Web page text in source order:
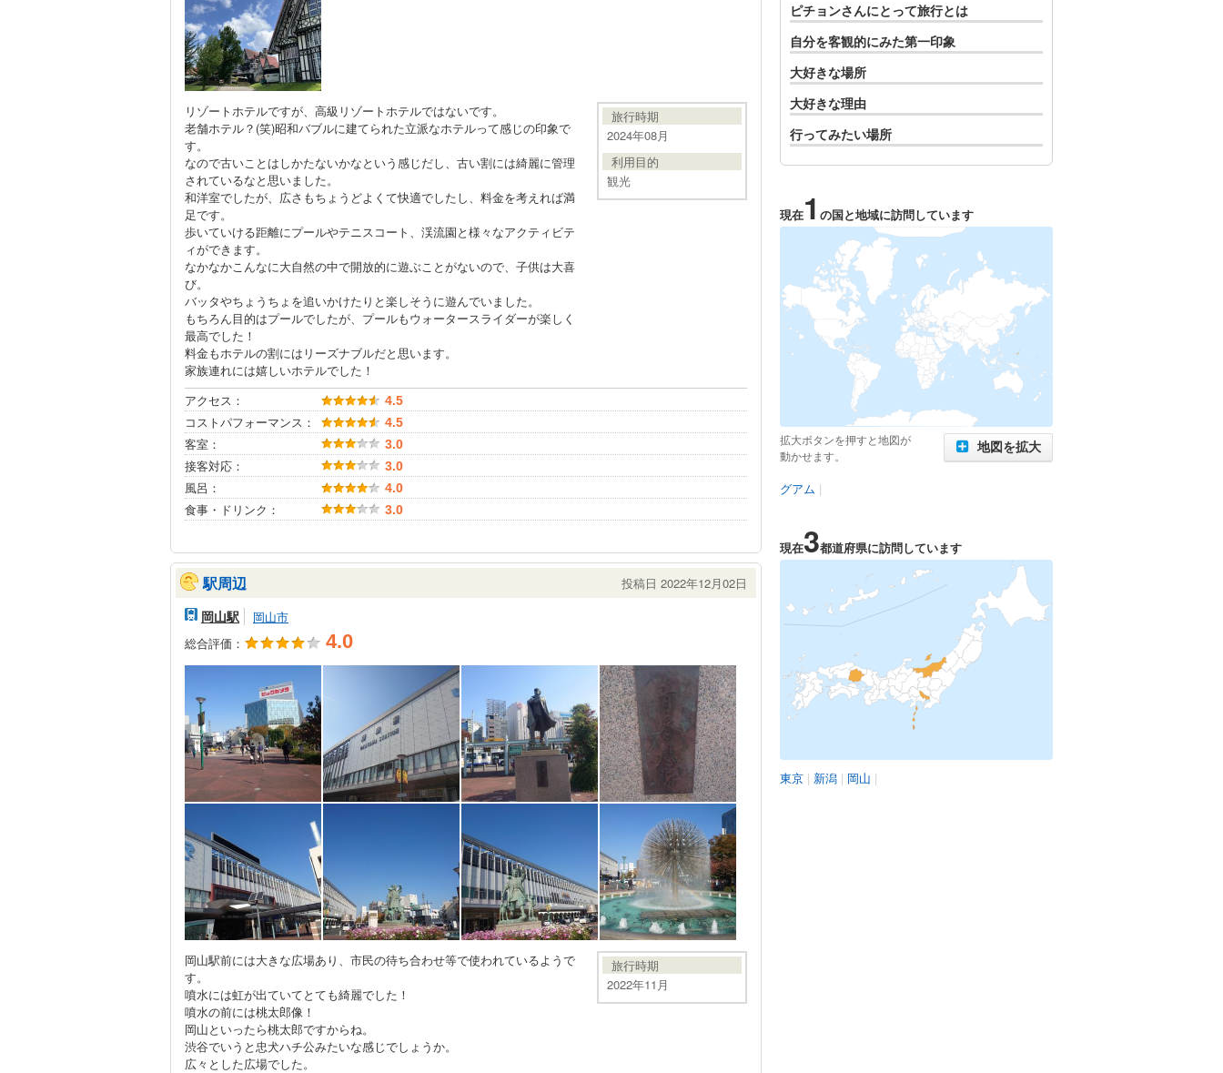
リゾートホテルですが、高級リゾートホテルではないです。
老舗ホテル？(笑)昭和バブルに建てられた立派なホテルって感じの印象で
す。
なので古いことはしかたないかなという感じだし、古い割には綺麗に管理
されているなと思いました。
和洋室でしたが、広さもちょうどよくて快適でしたし、料金を考えれば満
足です。
歩いていける距離にプールやテニスコート、渓流園と様々なアクティビテ
ィができます。
なかなかこんなに大自然の中で開放的に遊ぶことがないので、子供は大喜
び。
バッタやちょうちょを追いかけたりと楽しそうに遊んでいました。
もちろん目的はプールでしたが、プールもウォータースライダーが楽しく
最高でした！
料金もホテルの割にはリーズナブルだと思います。
家族連れには嬉しいホテルでした！
旅行時期
2024年08月
利用目的
観光
アクセス： 4.5
コストパフォーマンス： 4.5
客室： 3.0
接客対応： 3.0
風呂： 4.0
食事・ドリンク： 3.0
駅周辺 投稿日 2022年12月02日
岡山駅
岡山市
総合評価：
4.0
岡山駅前には大きな広場あり、市民の待ち合わせ等で使われているようで
す。
噴水には虹が出ていてとても綺麗でした！
噴水の前には桃太郎像！
岡山といったら桃太郎ですからね。
渋谷でいうと忠犬ハチ公みたいな感じでしょうか。
広々とした広場でした。
旅行時期
2022年11月
ピチョンさんにとって旅行とは
自分を客観的にみた第一印象
大好きな場所
大好きな理由
行ってみたい場所
現在1 の国と地域に訪問しています
拡大ボタンを押すと地図が
動かせます。
地図を拡大
グアム |
現在3都道府県に訪問しています
東京 | 新潟 | 岡山 |